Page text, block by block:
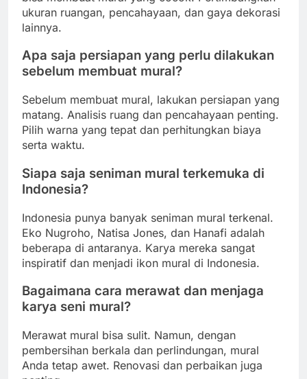
ukuran ruangan, pencahayaan, dan gaya dekorasi
lainnya.
Apa saja persiapan yang perlu dilakukan
sebelum membuat mural?
Sebelum membuat mural, lakukan persiapan yang
matang. Analisis ruang dan pencahayaan penting.
Pilih warna yang tepat dan perhitungkan biaya
serta waktu.
Siapa saja seniman mural terkemuka di
Indonesia?
Indonesia punya banyak seniman mural terkenal.
Eko Nugroho, Natisa Jones, dan Hanafi adalah
beberapa di antaranya. Karya mereka sangat
inspiratif dan menjadi ikon mural di Indonesia.
Bagaimana cara merawat dan menjaga
karya seni mural?
Merawat mural bisa sulit. Namun, dengan
pembersihan berkala dan perlindungan, mural
Anda tetap awet. Renovasi dan perbaikan juga